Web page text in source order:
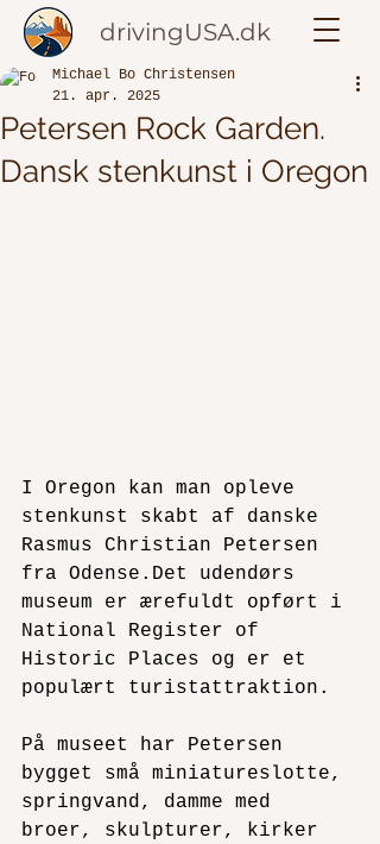
drivingUSA.dk
Petersen Rock Garden.
Dansk stenkunst i Oregon
Michael Bo Christensen
21. apr. 2025
I Oregon kan man opleve
stenkunst skabt af danske
Rasmus Christian Petersen
fra Odense.Det udendørs
museum er ærefuldt opført i
National Register of
Historic Places og er et
populært turistattraktion.
På museet har Petersen
bygget små miniatureslotte,
springvand, damme med
broer, skulpturer, kirker